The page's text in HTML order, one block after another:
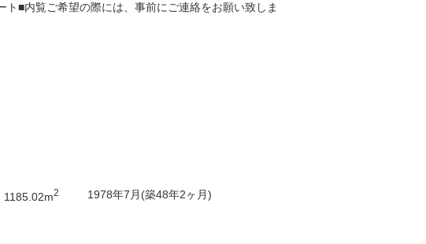
■内覧ご希望の際には、事前にご連絡をお願い致しま
1185.02m2 1978年7月(築48年2ヶ月)